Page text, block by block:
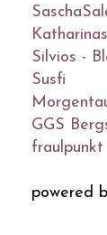
Silvios -
Susfi
GGS
fraulpunkt
powered